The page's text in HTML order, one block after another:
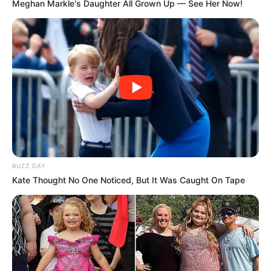
(foto: instagram/johnnyspizzanc)
Ottavia memegang rekor untuk pizza terbesar di dunia dengan
ukuran 37 meter dan diameter 20 cm.
Meghan Markle's Daughter All Grown Up — See Her Now!
BUZZ DAY
Kate Thought No One Noticed, But It Was Caught On Tape